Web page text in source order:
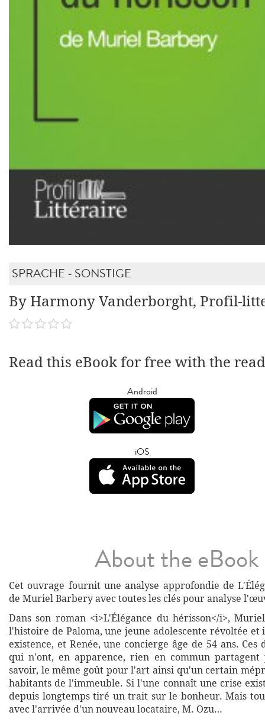
SPRACHE - SONSTIGE
By Harmony Vanderborght, Profil-
Read this eBook for free with the
Android
iOS
About the eBook
Cet ouvrage fournit une analyse approfondie de
de Muriel Barbery avec toutes les clés pour analyse
Dans son roman <i>L'Élégance du hérisson</i>,
l'histoire de Paloma, une jeune adolescente révoltée et
existence, et Renée, une concierge âge de 54 ans. Ces
qui n'ont, en apparence, rien en commun partagent
savoir, le même goût pour l'art ainsi qu'un certain
habitants de l'immeuble. Si l'une connaît une crise
depuis longtemps tiré un trait sur le bonheur. Mais
avec l'arrivée d'un nouveau locataire, M. Ozu…